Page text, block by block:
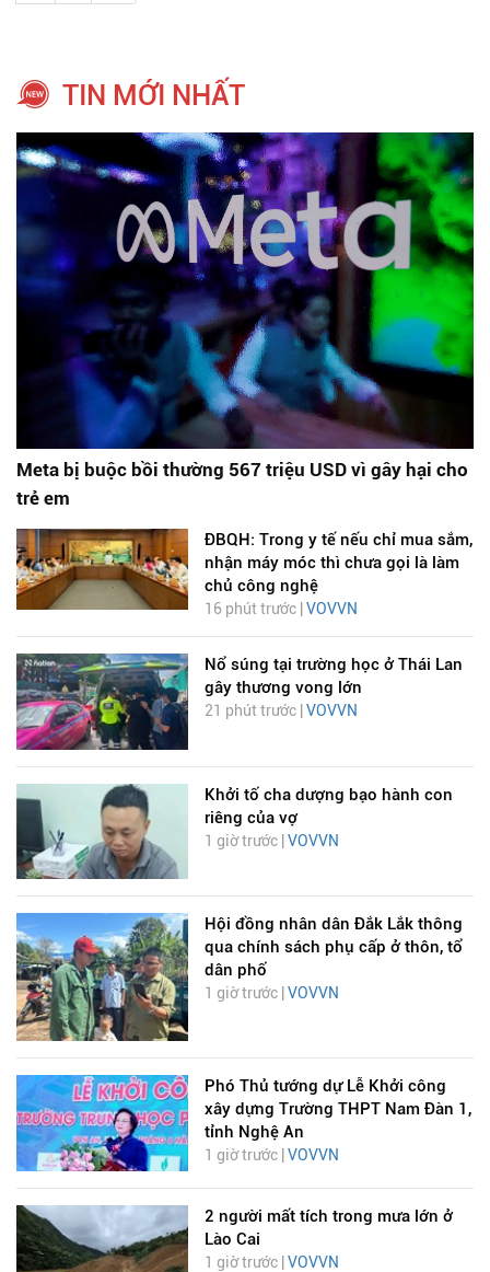
TIN MỚI NHẤT
Meta bị buộc bồi thường 567 triệu USD vì gây hại cho
trẻ em
ĐBQH: Trong y tế nếu chỉ mua sắm,
nhận máy móc thì chưa gọi là làm
chủ công nghệ
16 phút trước | VOVVN
Nổ súng tại trường học ở Thái Lan
gây thương vong lớn
21 phút trước | VOVVN
Khởi tố cha dượng bạo hành con
riêng của vợ
1 giờ trước |VOVVN
Hội đồng nhân dân Đắk Lắk thông
qua chính sách phụ cấp ở thôn, tổ
dân phố
1 giờ trước | VOVVN
Phó Thủ tướng dự Lễ Khởi công
xây dựng Trường THPT Nam Đàn 1,
tỉnh Nghệ An
1 giờ trước | VOVVN
2 người mất tích trong mưa lớn ở
Lào Cai
1 giờ trước | VOVVN